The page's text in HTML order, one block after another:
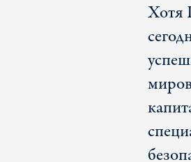
Хотя